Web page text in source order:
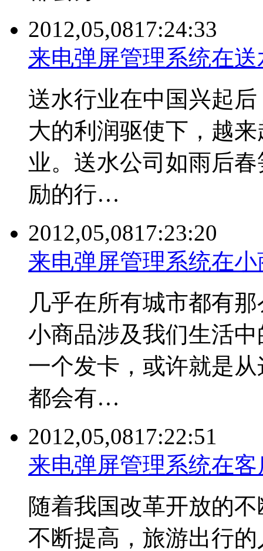
2012,05,0817:24:33
来电弹屏管理系统在
送水行业在中国兴起
大的利润驱使下，越
业。送水公司如雨后
励的行…
2012,05,0817:23:20
来电弹屏管理系统在
几乎在所有城市都有
小商品涉及我们生活
一个发卡，或许就是
都会有…
2012,05,0817:22:51
来电弹屏管理系统在
随着我国改革开放的
不断提高，旅游出行